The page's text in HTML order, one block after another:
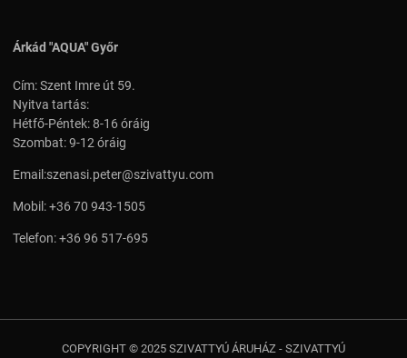
Árkád "AQUA" Győr
Cím: Szent Imre út 59.
Nyitva tartás:
Hétfő-Péntek: 8-16 óráig
Szombat: 9-12 óráig
Email:szenasi.peter@szivattyu.com
Mobil:+36 70 943-1505
Telefon:+36 96 517-695
COPYRIGHT © 2025 SZIVATTYÚ ÁRUHÁZ - SZIVATTYÚ